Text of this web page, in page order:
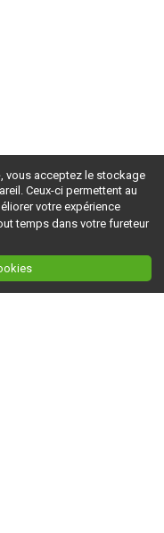
, vous acceptez le stockage
Ceux-ci permettent au
votre expérience
temps dans votre fureteur